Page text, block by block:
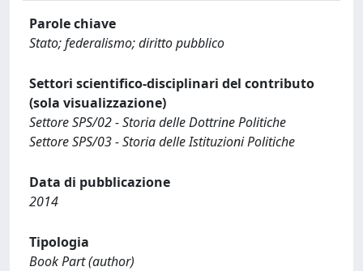
Parole chiave
Stato; federalismo; diritto pubblico
Settori scientifico-disciplinari del contributo
(sola visualizzazione)
Settore SPS/02 - Storia delle Dottrine Politiche
Settore SPS/03 - Storia delle Istituzioni Politiche
Data di pubblicazione
2014
Tipologia
Book Part (author)